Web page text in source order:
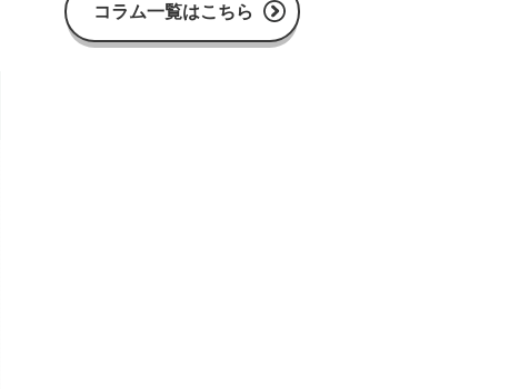
コラム一覧はこちら